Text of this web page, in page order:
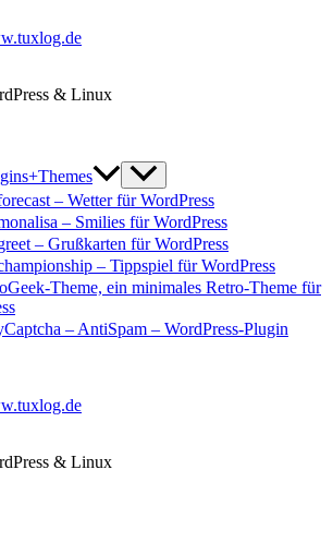
& Linux
– Wetter für WordPress
– Smilies für WordPress
– Grußkarten für WordPress
– Tippspiel für WordPress
Theme, ein minimales Retro-Theme für
– AntiSpam – WordPress-Plugin
& Linux